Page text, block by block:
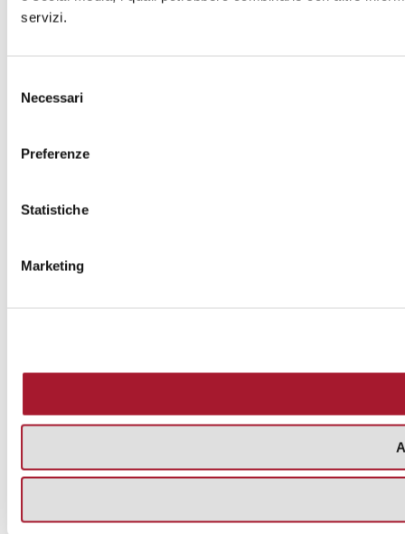
servizi.
delNecessari
Preferenze
Statistiche
Marketing